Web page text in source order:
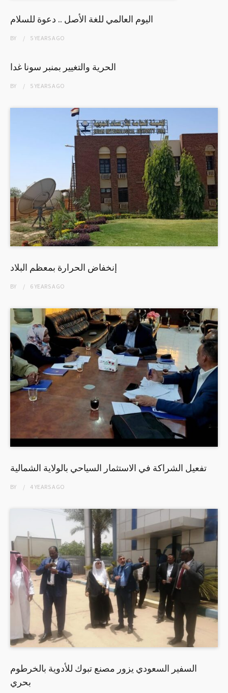
اليوم العالمي للغة الأصل .. دعوة للسلام
BY 5 YEARSAGO
الحرية والتغيير بمنبر سونا غدا
BY 5 YEARSAGO
إنخفاض الحرارة بمعظم البلاد
BY 6 YEARSAGO
تفعيل الشراكة في الاستثمار السياحي بالولاية الشمالية
BY 4 YEARSAGO
السفير السعودي يزور مصنع تبوك للأدوية بالخرطوم
بحري